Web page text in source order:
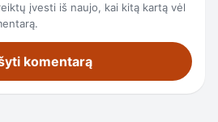
įvesti iš naujo, kai kitą kartą vėl